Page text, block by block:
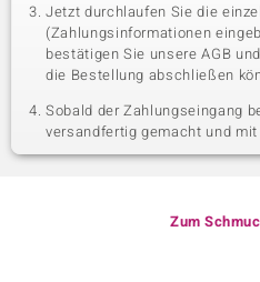
Jetzt durchlaufen Sie die
(Zahlungsinformationen
bestätigen Sie unsere AGB
die Bestellung abschließen
Sobald der Zahlungseingang
versandfertig gemacht und
Zum